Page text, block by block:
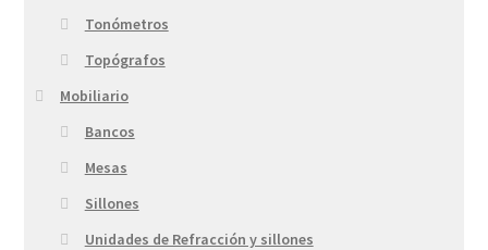
Tonómetros
Topógrafos
Mobiliario
Bancos
Mesas
Sillones
Unidades de Refracción y sillones